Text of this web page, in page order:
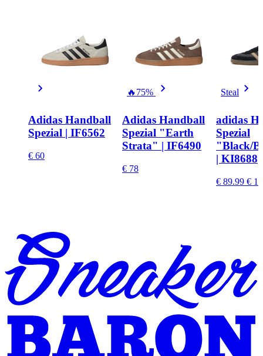
Adidas Handball
Spezial | IF6562
€ 60
🔥 75%
Adidas Handball
Spezial "Earth
Strata" | IF6490
€ 78
Steal
adidas
Spezial
"Black/
| KI8688
€ 89.99 €